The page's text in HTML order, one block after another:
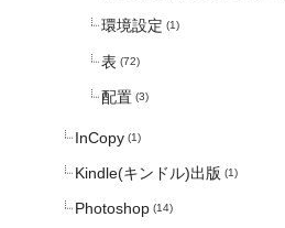
環境設定 (1)
表 (72)
配置 (3)
InCopy (1)
Kindle(キンドル)出版 (1)
Photoshop (14)